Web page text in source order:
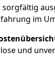
sorgfältig
im
und